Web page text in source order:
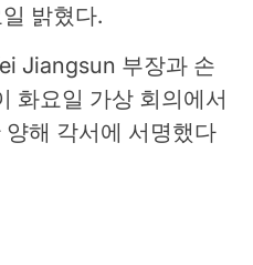
밝혔다.
Jiangsun 부장과 손
화요일 가상 회의에서
해 각서에 서명했다